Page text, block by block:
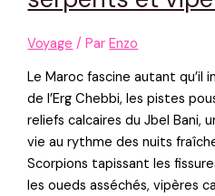
Voyage / ParEnzo
Le Maroc fascine autant qu’il
de l’Erg Chebbi, les pistes
reliefs calcaires du Jbel Bani,
vie au rythme des nuits
Scorpions tapissant les
les oueds asséchés, vipères